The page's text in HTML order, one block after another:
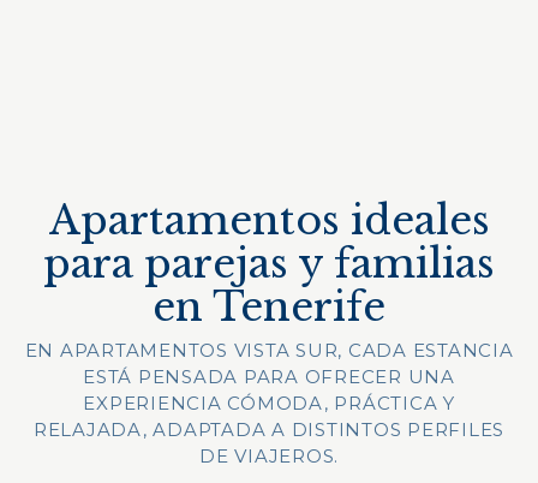
Apartamentos ideales
para parejas y familias
en Tenerife
EN APARTAMENTOS VISTA SUR, CADA ESTANCIA
ESTÁ PENSADA PARA OFRECER UNA
EXPERIENCIA CÓMODA, PRÁCTICA Y
RELAJADA, ADAPTADA A DISTINTOS PERFILES
DE VIAJEROS.